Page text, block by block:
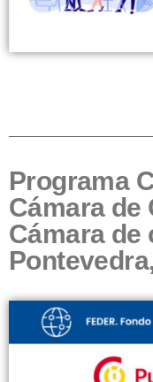
Programa
Cámara de
Cámara de